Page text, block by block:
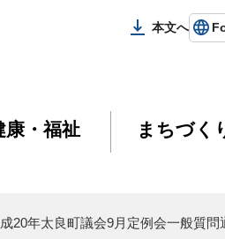
本文へ
康・福祉 まちづく
20年太良町議会9月定例会一般質問